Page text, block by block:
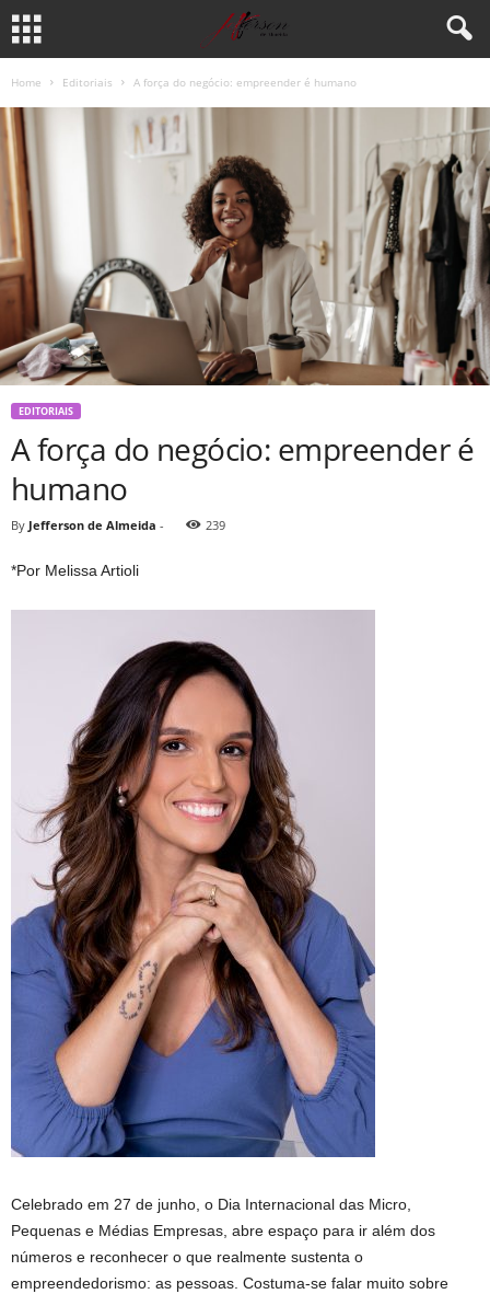
Home Editoriais A força do negócio: empreender é humano
EDITORIAIS
A força do negócio: empreender é
humano
By Jefferson de Almeida - 239
*Por Melissa Artioli
Celebrado em 27 de junho, o Dia Internacional das Micro,
Pequenas e Médias Empresas, abre espaço para ir além dos
números e reconhecer o que realmente sustenta o
empreendedorismo: as pessoas. Costuma-se falar muito sobre